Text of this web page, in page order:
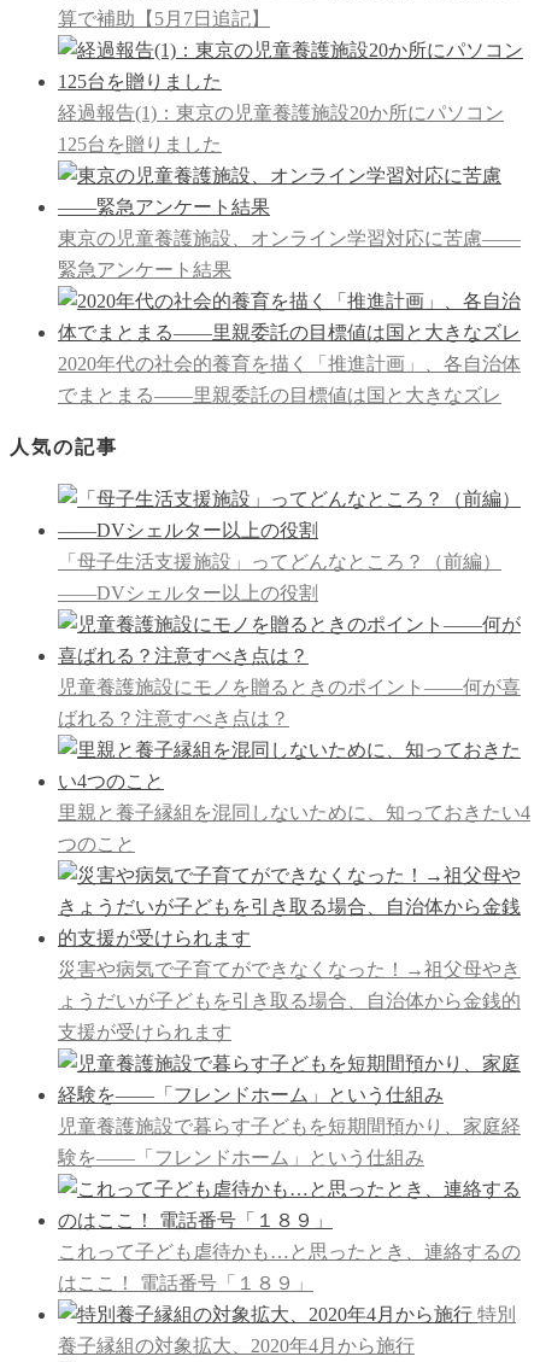
算で補助【5月7日追記】
経過報告(1)：東京の児童養護施設20か所にパソコン
125台を贈りました
東京の児童養護施設、オンライン学習対応に苦慮――
緊急アンケート結果
2020年代の社会的養育を描く「推進計画」、各自治体
でまとまる――里親委託の目標値は国と大きなズレ
人気の記事
「母子生活支援施設」ってどんなところ？（前編）
――DVシェルター以上の役割
児童養護施設にモノを贈るときのポイント――何が喜
ばれる？注意すべき点は？
里親と養子縁組を混同しないために、知っておきたい4
つのこと
災害や病気で子育てができなくなった！→祖父母やき
ょうだいが子どもを引き取る場合、自治体から金銭的
支援が受けられます
児童養護施設で暮らす子どもを短期間預かり、家庭経
験を――「フレンドホーム」という仕組み
これって子ども虐待かも…と思ったとき、連絡するの
はここ！ 電話番号「１８９」
特別
養子縁組の対象拡大、2020年4月から施行